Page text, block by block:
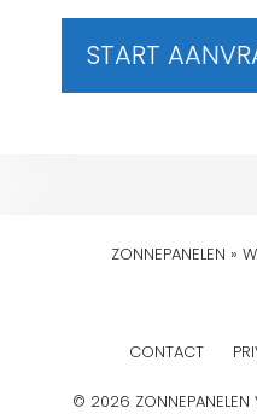
START
ZONNEPANELEN »
CONTACT
© 2026 ZONNEPANELEN